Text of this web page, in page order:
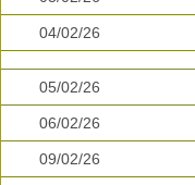
04/02/26
05/02/26
06/02/26
09/02/26